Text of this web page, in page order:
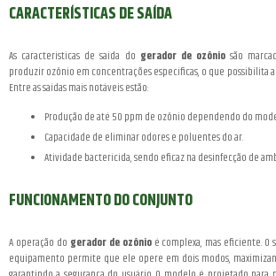
CARACTERÍSTICAS DE SAÍDA
As características de saída do gerador de ozônio são
produzir ozônio em concentrações específicas, o que possibilita a
Entre as saídas mais notáveis estão:
Produção de até 50 ppm de ozônio dependendo do
Capacidade de eliminar odores e poluentes do ar.
Atividade bactericida, sendo eficaz na desinfecção de
FUNCIONAMENTO DO CONJUNTO
A operação do gerador de ozônioé complexa, mas eficiente.
equipamento permite que ele opere em dois modos,